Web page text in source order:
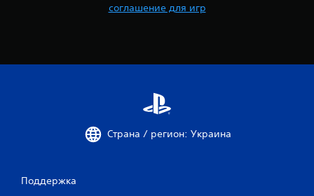
соглашение для игр
Страна / регион: Украина
Поддержка